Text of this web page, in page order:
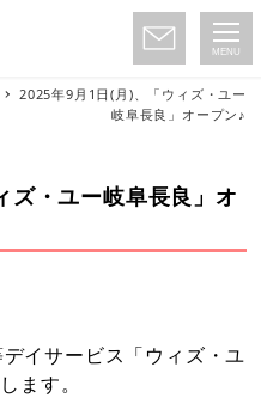
MENU
2025年9月1日(月)、「ウィズ・ユー
岐阜長良」オープン♪
・ユー岐阜長良」オ
イサービス「ウィズ・ユ
ます。